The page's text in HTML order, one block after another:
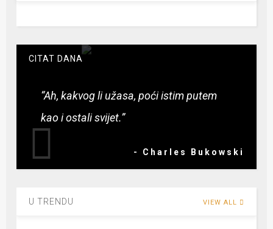
CITAT DANA
“Ah, kakvog li užasa, poći istim putem
kao i ostali svijet.”
- Charles Bukowski
U TRENDU VIEW ALL